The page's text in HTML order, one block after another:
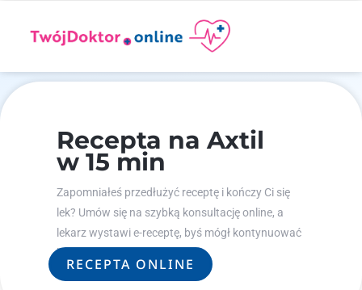
Recepta na Axtil
w 15 min
Zapomniałeś przedłużyć receptę i kończy Ci się
lek? Umów się na szybką konsultację online, a
lekarz wystawi e-receptę, byś mógł kontynuować
leczenie.
RECEPTA ONLINE